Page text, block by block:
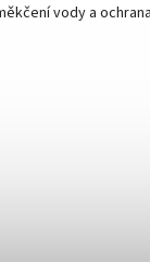
vody a